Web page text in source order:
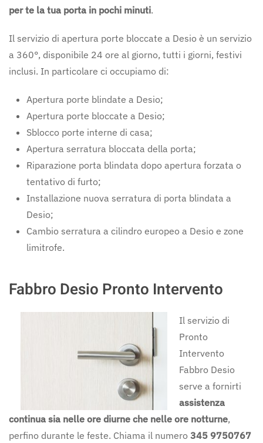
per te la tua porta in pochi minuti.
Il servizio di apertura porte bloccate a Desio è un servizio
a 360°, disponibile 24 ore al giorno, tutti i giorni, festivi
inclusi. In particolare ci occupiamo di:
Apertura porte blindate a Desio;
Apertura porte bloccate a Desio;
Sblocco porte interne di casa;
Apertura serratura bloccata della porta;
Riparazione porta blindata dopo apertura forzata o
tentativo di furto;
Installazione nuova serratura di porta blindata a
Desio;
Cambio serratura a cilindro europeo a Desio e zone
limitrofe.
Fabbro Desio Pronto Intervento
Il servizio di
Pronto
Intervento
Fabbro Desio
serve a fornirti
assistenza
continua sia nelle ore diurne che nelle ore notturne,
perfino durante le feste. Chiama il numero 345 9750767